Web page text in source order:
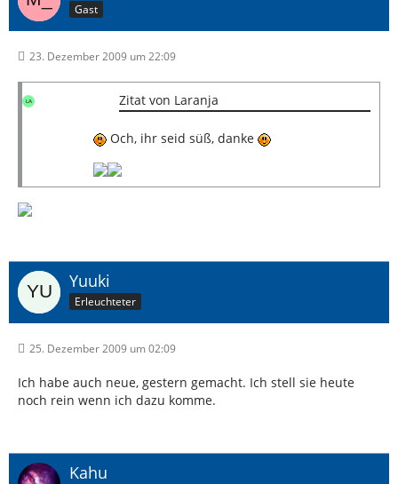
Gast
23. Dezember 2009 um 22:09
Zitat von Laranja
Och, ihr seid süß, danke
Yuuki
Erleuchteter
25. Dezember 2009 um 02:09
Ich habe auch neue, gestern gemacht. Ich stell sie heute
noch rein wenn ich dazu komme.
Kahu